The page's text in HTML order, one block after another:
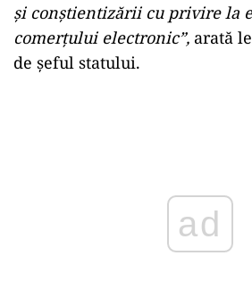
şi conştientizării cu privire la
comerţului electronic”, arată
de şeful statului.
ad